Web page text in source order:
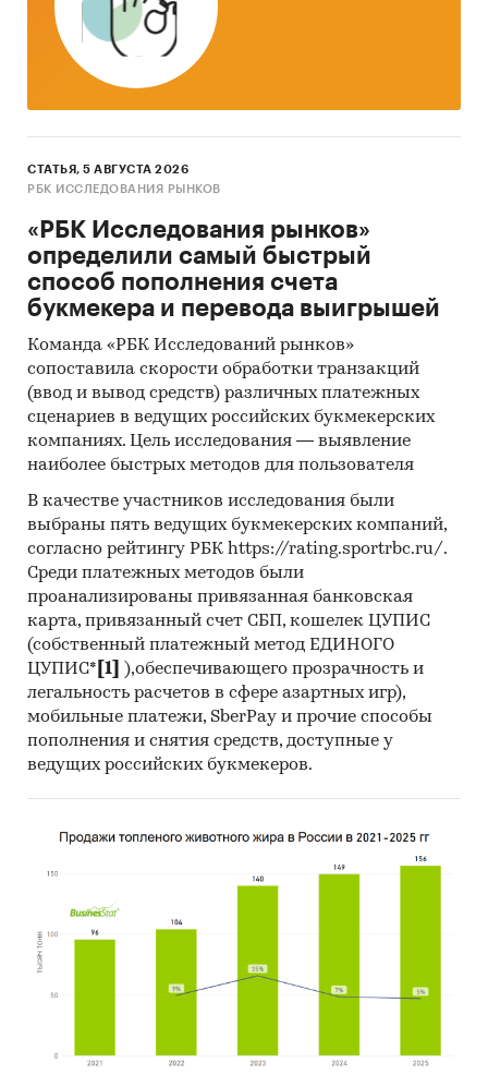
СТАТЬЯ, 5 АВГУСТА 2026
РБК ИССЛЕДОВАНИЯ РЫНКОВ
«РБК Исследования рынков»
определили самый быстрый
способ пополнения счета
букмекера и перевода выигрышей
Команда «РБК Исследований рынков»
сопоставила скорости обработки транзакций
(ввод и вывод средств) различных платежных
сценариев в ведущих российских букмекерских
компаниях. Цель исследования — выявление
наиболее быстрых методов для пользователя
В качестве участников исследования были
выбраны пять ведущих букмекерских компаний,
согласно рейтингу РБК https://rating.sportrbc.ru/.
Среди платежных методов были
проанализированы привязанная банковская
карта, привязанный счет СБП, кошелек ЦУПИС
(собственный платежный метод ЕДИНОГО
ЦУПИС* [1]
),обеспечивающего прозрачность и
легальность расчетов в сфере азартных игр),
мобильные платежи, SberPay и прочие способы
пополнения и снятия средств, доступные у
ведущих российских букмекеров.